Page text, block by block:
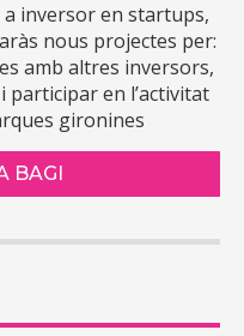
inversor en startups,
nous projectes per:
amb altres inversors,
participar en l’activitat
gironines
BAGI